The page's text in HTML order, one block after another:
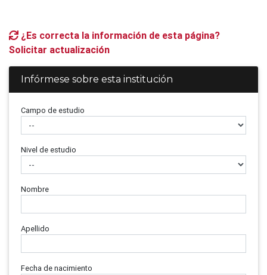
¿Es correcta la información de esta página?
Solicitar actualización
Infórmese sobre esta institución
Campo de estudio
Nivel de estudio
Nombre
Apellido
Fecha de nacimiento